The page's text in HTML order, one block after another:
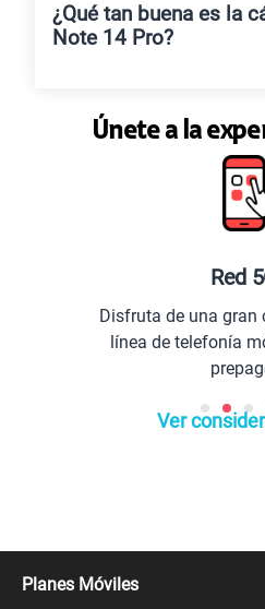
¿Qué tan buena es la
Note 14 Pro?
Únete a la
Ver
Planes Móviles